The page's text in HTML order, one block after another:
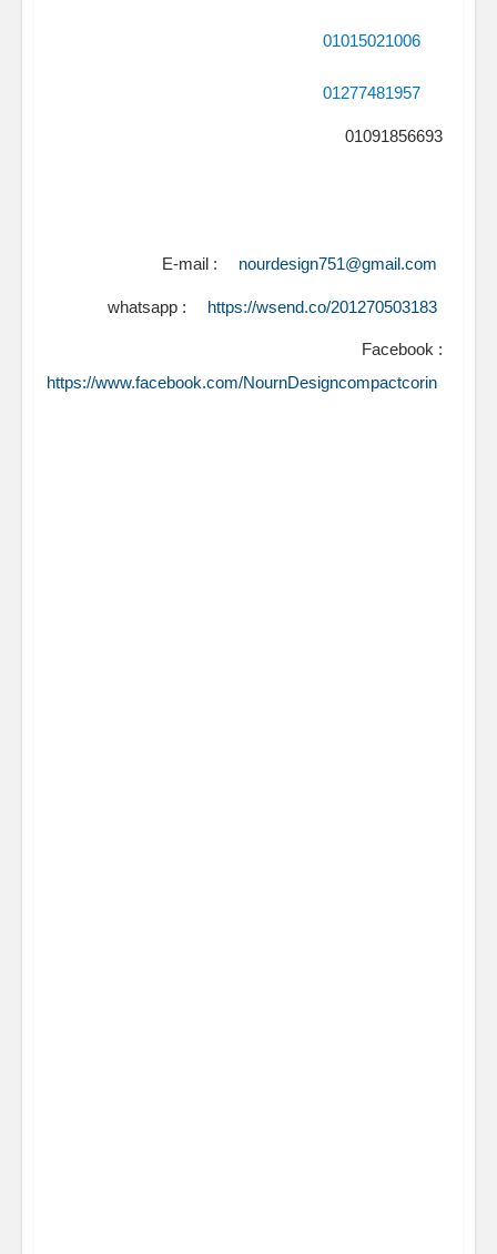
01015021006
01277481957
01091856693
E-mail : nourdesign751@gmail.com
whatsapp : https://wsend.co/201270503183
Facebook :
https://www.facebook.com/NournDesigncompactcorin